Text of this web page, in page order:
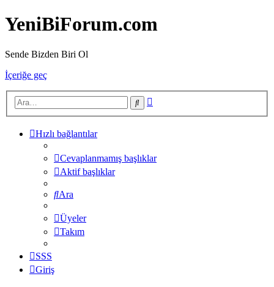
YeniBiForum.com
Sende Bizden Biri Ol
İçeriğe geç
Ara
Hızlı bağlantılar
Cevaplanmamış başlıklar
Aktif başlıklar
Ara
Üyeler
Takım
SSS
Giriş